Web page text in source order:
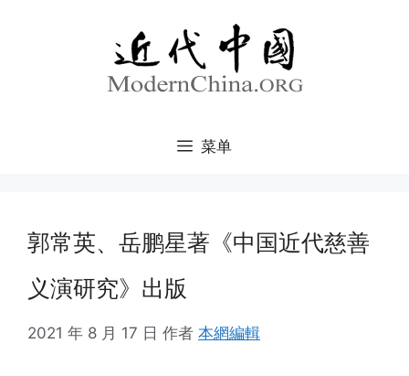
菜单
郭常英、岳鹏星著《中国近代慈善
义演研究》出版
2021 年 8 月 17 日 作者 本網編輯